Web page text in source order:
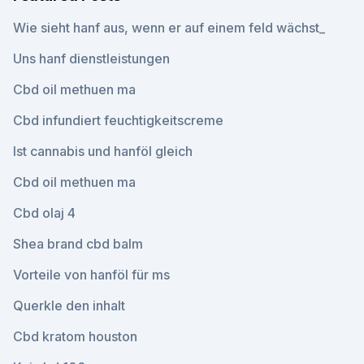
Wie sieht hanf aus, wenn er auf einem feld wächst_
Uns hanf dienstleistungen
Cbd oil methuen ma
Cbd infundiert feuchtigkeitscreme
Ist cannabis und hanföl gleich
Cbd oil methuen ma
Cbd olaj 4
Shea brand cbd balm
Vorteile von hanföl für ms
Querkle den inhalt
Cbd kratom houston